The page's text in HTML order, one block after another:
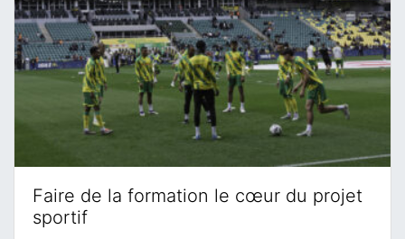
Faire de la formation le cœur du projet
sportif